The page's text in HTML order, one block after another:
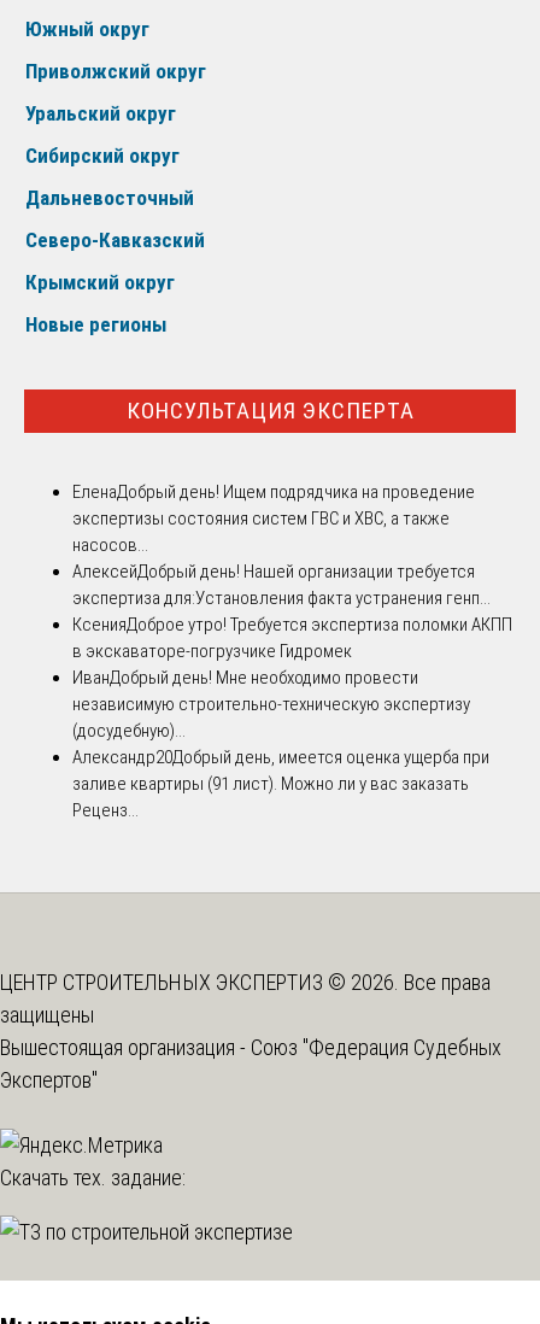
Южный округ
Приволжский округ
Уральский округ
Сибирский округ
Дальневосточный
Северо-Кавказский
Крымский округ
Новые регионы
КОНСУЛЬТАЦИЯ ЭКСПЕРТА
ЕленаДобрый день! Ищем подрядчика на проведение
экспертизы состояния систем ГВС и ХВС, а также
насосов...
АлексейДобрый день! Нашей организации требуется
экспертиза для:Установления факта устранения генп...
КсенияДоброе утро! Требуется экспертиза поломки АКПП
в экскаваторе-погрузчике Гидромек
ИванДобрый день! Мне необходимо провести
независимую строительно-техническую экспертизу
(досудебную)...
Александр20Добрый день, имеется оценка ущерба при
заливе квартиры (91 лист). Можно ли у вас заказать
Реценз...
ЦЕНТР СТРОИТЕЛЬНЫХ ЭКСПЕРТИЗ © 2026. Все права
защищены
Вышестоящая организация - Союз "Федерация Судебных
Экспертов"
Скачать тех. задание: